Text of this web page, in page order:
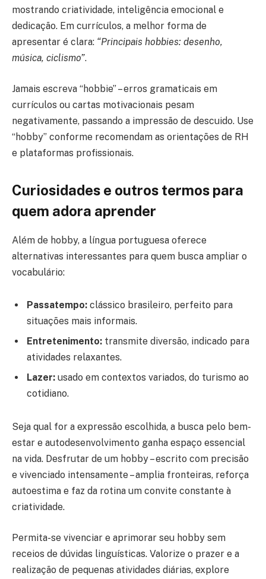
mostrando criatividade, inteligência emocional e
dedicação. Em currículos, a melhor forma de
apresentar é clara: “Principais hobbies: desenho,
música, ciclismo”.
Jamais escreva “hobbie” – erros gramaticais em
currículos ou cartas motivacionais pesam
negativamente, passando a impressão de descuido. Use
“hobby” conforme recomendam as orientações de RH
e plataformas profissionais.
Curiosidades e outros termos para
quem adora aprender
Além de hobby, a língua portuguesa oferece
alternativas interessantes para quem busca ampliar o
vocabulário:
Passatempo: clássico brasileiro, perfeito para
situações mais informais.
Entretenimento: transmite diversão, indicado para
atividades relaxantes.
Lazer: usado em contextos variados, do turismo ao
cotidiano.
Seja qual for a expressão escolhida, a busca pelo bem-
estar e autodesenvolvimento ganha espaço essencial
na vida. Desfrutar de um hobby – escrito com precisão
e vivenciado intensamente – amplia fronteiras, reforça
autoestima e faz da rotina um convite constante à
criatividade.
Permita-se vivenciar e aprimorar seu hobby sem
receios de dúvidas linguísticas. Valorize o prazer e a
realização de pequenas atividades diárias, explore